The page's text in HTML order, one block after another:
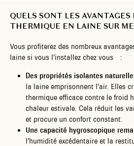
QUELS SONT LES AVANTAGES
THERMIQUE EN LAINE SUR
Vous profiterez des nombreux
laine si vous l’installez chez vous :
Des propriétés isolantes
la laine emprisonnent l’air. Elles
thermique efficace contre le froid
chaleur estivale. Cela réduit les
et procure un confort constant.
Une capacité hygroscopique
l’humidité excédentaire et la